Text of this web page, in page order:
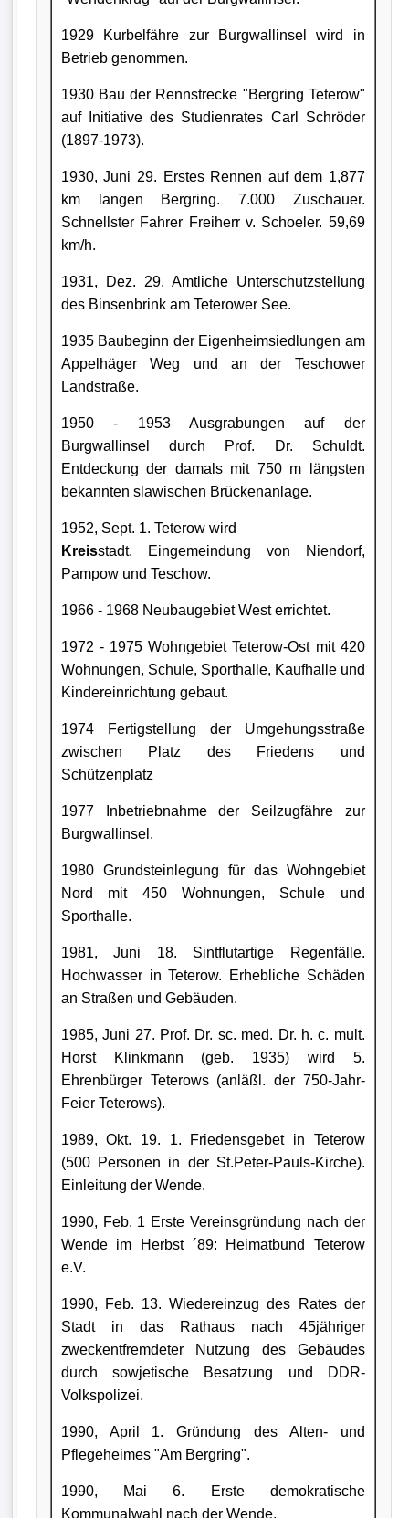
1929 Kurbelfähre zur Burgwallinsel wird in
Betrieb genommen.
1930 Bau der Rennstrecke "Bergring Teterow"
auf Initiative des Studienrates Carl Schröder
(1897-1973).
1930, Juni 29. Erstes Rennen auf dem 1,877
km langen Bergring. 7.000 Zuschauer.
Schnellster Fahrer Freiherr v. Schoeler. 59,69
km/h.
1931, Dez. 29. Amtliche Unterschutzstellung
des Binsenbrink am Teterower See.
1935 Baubeginn der Eigenheimsiedlungen am
Appelhäger Weg und an der Teschower
Landstraße.
1950 - 1953 Ausgrabungen auf der
Burgwallinsel durch Prof. Dr. Schuldt.
Entdeckung der damals mit 750 m längsten
bekannten slawischen Brückenanlage.
1952, Sept. 1. Teterow wird
Kreisstadt. Eingemeindung von Niendorf,
Pampow und Teschow.
1966 - 1968 Neubaugebiet West errichtet.
1972 - 1975 Wohngebiet Teterow-Ost mit 420
Wohnungen, Schule, Sporthalle, Kaufhalle und
Kindereinrichtung gebaut.
1974 Fertigstellung der Umgehungsstraße
zwischen Platz des Friedens und
Schützenplatz
1977 Inbetriebnahme der Seilzugfähre zur
Burgwallinsel.
1980 Grundsteinlegung für das Wohngebiet
Nord mit 450 Wohnungen, Schule und
Sporthalle.
1981, Juni 18. Sintflutartige Regenfälle.
Hochwasser in Teterow. Erhebliche Schäden
an Straßen und Gebäuden.
1985, Juni 27. Prof. Dr. sc. med. Dr. h. c. mult.
Horst Klinkmann (geb. 1935) wird 5.
Ehrenbürger Teterows (anläßl. der 750-Jahr-
Feier Teterows).
1989, Okt. 19. 1. Friedensgebet in Teterow
(500 Personen in der St.Peter-Pauls-Kirche).
Einleitung der Wende.
1990, Feb. 1 Erste Vereinsgründung nach der
Wende im Herbst ´89: Heimatbund Teterow
e.V.
1990, Feb. 13. Wiedereinzug des Rates der
Stadt in das Rathaus nach 45jähriger
zweckentfremdeter Nutzung des Gebäudes
durch sowjetische Besatzung und DDR-
Volkspolizei.
1990, April 1. Gründung des Alten- und
Pflegeheimes "Am Bergring".
1990, Mai 6. Erste demokratische
Kommunalwahl nach der Wende.